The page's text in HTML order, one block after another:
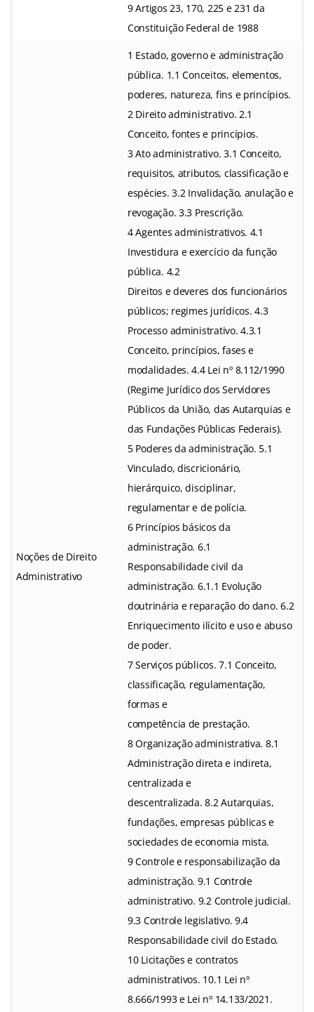
9 Artigos 23, 170, 225 e 231 da
Constituição Federal de 1988
Noções de Direito
Administrativo
1 Estado, governo e administração
pública. 1.1 Conceitos, elementos,
poderes, natureza, fins e princípios.
2 Direito administrativo. 2.1
Conceito, fontes e princípios.
3 Ato administrativo. 3.1 Conceito,
requisitos, atributos, classificação e
espécies. 3.2 Invalidação, anulação e
revogação. 3.3 Prescrição.
4 Agentes administrativos. 4.1
Investidura e exercício da função
pública. 4.2
Direitos e deveres dos funcionários
públicos; regimes jurídicos. 4.3
Processo administrativo. 4.3.1
Conceito, princípios, fases e
modalidades. 4.4 Lei nº 8.112/1990
(Regime Jurídico dos Servidores
Públicos da União, das Autarquias e
das Fundações Públicas Federais).
5 Poderes da administração. 5.1
Vinculado, discricionário,
hierárquico, disciplinar,
regulamentar e de polícia.
6 Princípios básicos da
administração. 6.1
Responsabilidade civil da
administração. 6.1.1 Evolução
doutrinária e reparação do dano. 6.2
Enriquecimento ilícito e uso e abuso
de poder.
7 Serviços públicos. 7.1 Conceito,
classificação, regulamentação,
formas e
competência de prestação.
8 Organização administrativa. 8.1
Administração direta e indireta,
centralizada e
descentralizada. 8.2 Autarquias,
fundações, empresas públicas e
sociedades de economia mista.
9 Controle e responsabilização da
administração. 9.1 Controle
administrativo. 9.2 Controle judicial.
9.3 Controle legislativo. 9.4
Responsabilidade civil do Estado.
10 Licitações e contratos
administrativos. 10.1 Lei nº
8.666/1993 e Lei nº 14.133/2021.